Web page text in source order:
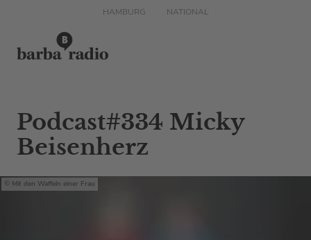
HAMBURG NATIONAL
Podcast#334 Micky
Beisenherz
Mit den Waffeln einer Frau